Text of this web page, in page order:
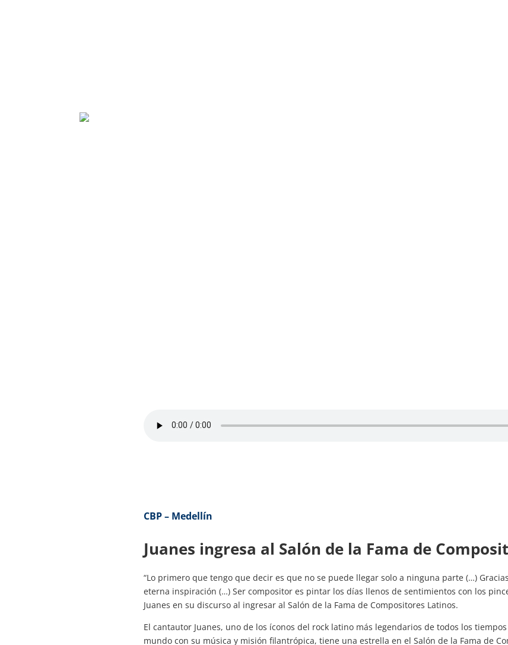
CBP – Medellín
Juanes ingresa al Salón de la Fama de
“Lo primero que tengo que decir es que no se puede llegar solo a ninguna parte (…)
eterna inspiración (…) Ser compositor es pintar los días llenos de sentimientos con los
Juanes en su discurso al ingresar al Salón de la Fama de Compositores Latinos.
El cantautor Juanes, uno de los íconos del rock latino más legendarios de todos los
mundo con su música y misión filantrópica, tiene una estrella en el Salón de la Fama de